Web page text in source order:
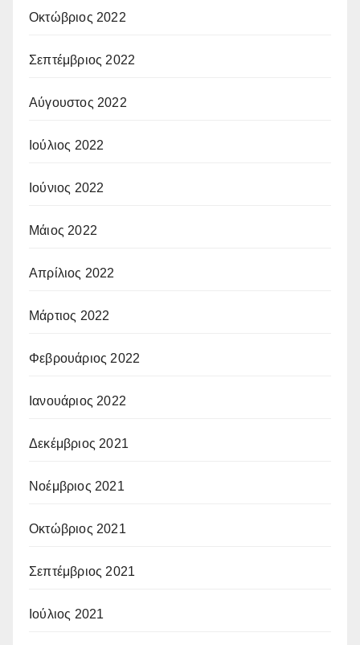
Οκτώβριος 2022
Σεπτέμβριος 2022
Αύγουστος 2022
Ιούλιος 2022
Ιούνιος 2022
Μάιος 2022
Απρίλιος 2022
Μάρτιος 2022
Φεβρουάριος 2022
Ιανουάριος 2022
Δεκέμβριος 2021
Νοέμβριος 2021
Οκτώβριος 2021
Σεπτέμβριος 2021
Ιούλιος 2021